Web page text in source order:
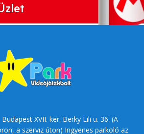
XVII. ker. Berky Lili u. 36. (A
a szerviz úton) Ingyenes parkoló az